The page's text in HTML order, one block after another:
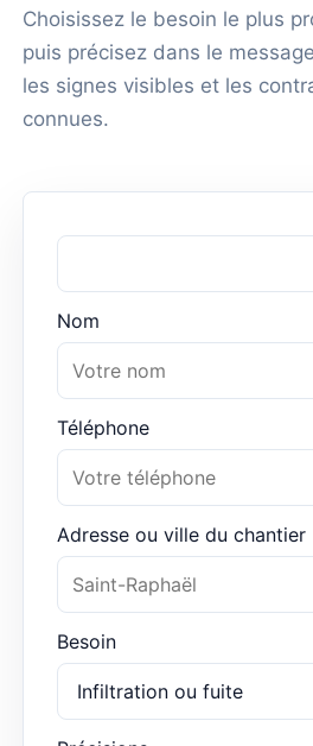
Choisissez le besoin le plus
puis précisez dans le
les signes visibles et les
connues.
Nom
Téléphone
Adresse ou ville du chantier
Besoin